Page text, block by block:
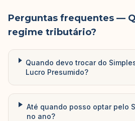
Perguntas frequentes —
regime tributário?
Quando devo trocar do
Lucro Presumido?
Até quando posso optar pelo
no ano?